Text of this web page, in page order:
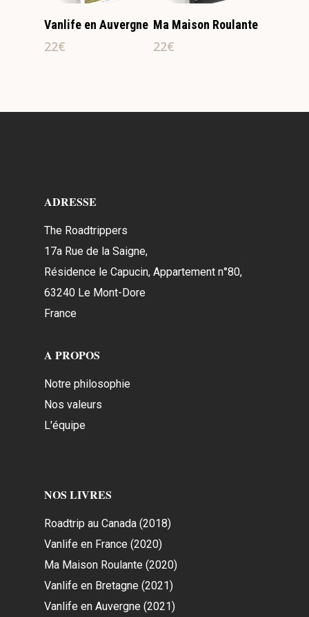
Lire La Suite
Vanlife en Auvergne
22€
Lire La Suite
Ma Maison Roulante
22€
ADRESSE
The Roadtrippers
17a Rue de la Saigne,
Résidence le Capucin, Appartement n°80,
63240 Le Mont-Dore
France
A PROPOS
Notre philosophie
Nos valeurs
L'équipe
NOS LIVRES
Roadtrip au Canada (2018)
Vanlife en France (2020)
Ma Maison Roulante (2020)
Vanlife en Bretagne (2021)
Vanlife en Auvergne (2021)